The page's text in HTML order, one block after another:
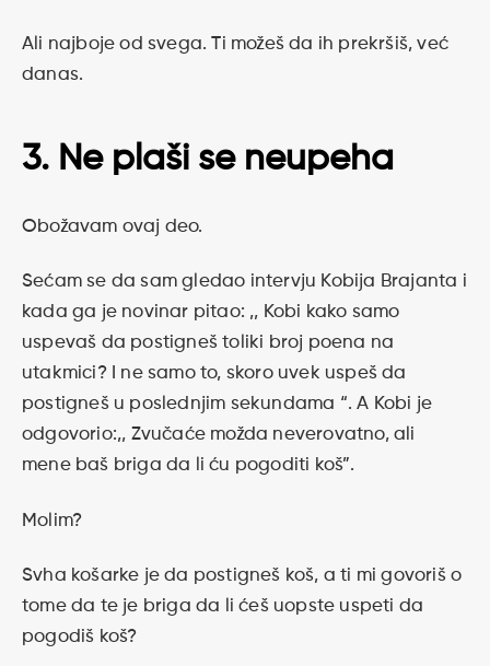
Ali najboje od svega. Ti možeš da ih prekršiš, već
danas.
3. Ne plaši se neupeha
Obožavam ovaj deo.
Sećam se da sam gledao intervju Kobija Brajanta i
kada ga je novinar pitao: ,, Kobi kako samo
uspevaš da postigneš toliki broj poena na
utakmici? I ne samo to, skoro uvek uspeš da
postigneš u poslednjim sekundama “. A Kobi je
odgovorio:,, Zvučaće možda neverovatno, ali
mene baš briga da li ću pogoditi koš”.
Molim?
Svha košarke je da postigneš koš, a ti mi govoriš o
tome da te je briga da li ćeš uopste uspeti da
pogodiš koš?